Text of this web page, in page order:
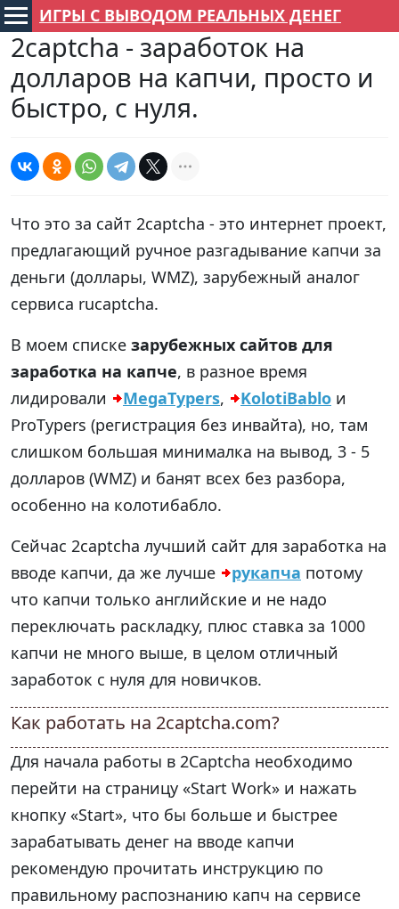
ИГРЫ С ВЫВОДОМ РЕАЛЬНЫХ ДЕНЕГ
2captcha - заработок на
долларов на капчи, просто и
быстро, с нуля.
Что это за сайт 2captcha - это интернет проект,
предлагающий ручное разгадывание капчи за
деньги (доллары, WMZ), зарубежный аналог
сервиса rucaptcha.
В моем списке зарубежных сайтов для
заработка на капче, в разное время
лидировали
MegaTypers, KolotiBablo и
ProTypers (регистрация без инвайта), но, там
слишком большая минималка на вывод, 3 - 5
долларов (WMZ) и банят всех без разбора,
особенно на колотибабло.
Сейчас 2captcha лучший сайт для заработка на
вводе капчи, да же лучше
рукапча потому
что капчи только английские и не надо
переключать раскладку, плюс ставка за 1000
капчи не много выше, в целом отличный
заработок с нуля для новичков.
Как работать на 2captcha.com?
Для начала работы в 2Captcha необходимо
перейти на страницу «Start Work» и нажать
кнопку «Start», что бы больше и быстрее
зарабатывать денег на вводе капчи
рекомендую прочитать инструкцию по
правильному распознанию капч на сервисе